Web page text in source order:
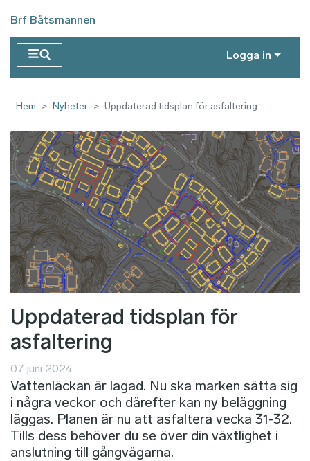
Brf Båtsmannen
Logga in
Hem Nyheter Uppdaterad tidsplan för asfaltering
Uppdaterad tidsplan för
asfaltering
07 juni 2024
Vattenläckan är lagad. Nu ska marken sätta sig
i några veckor och därefter kan ny beläggning
läggas. Planen är nu att asfaltera vecka 31-32.
Tills dess behöver du se över din växtlighet i
anslutning till gångvägarna.